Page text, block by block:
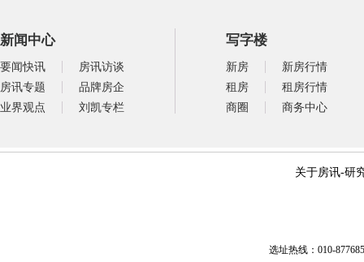
新闻中心
要闻快讯
房讯访谈
房讯专题
品牌房企
业界观点
刘凯专栏
写字楼
新房
新房行情
租房
租房行情
商圈
商务中心
关于房讯-研
选址热线：010-